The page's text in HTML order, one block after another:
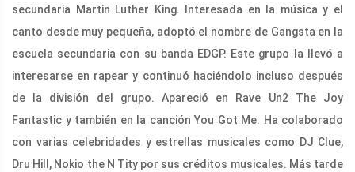
secundaria Martin Luther King. Interesada en la música y el
canto desde muy pequeña, adoptó el nombre de Gangsta en la
escuela secundaria con su banda EDGP. Este grupo la llevó a
interesarse en rapear y continuó haciéndolo incluso después
de la división del grupo. Apareció en Rave Un2 The Joy
Fantastic y también en la canción You Got Me. Ha colaborado
con varias celebridades y estrellas musicales como DJ Clue,
Dru Hill, Nokio the N Tity por sus créditos musicales. Más tarde